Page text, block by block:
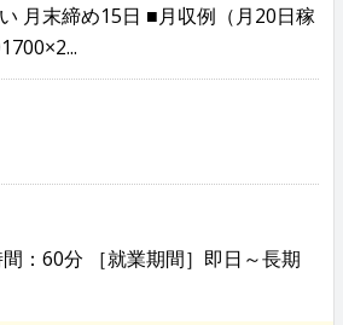
月末締め15日 ■月収例（月20日稼
：60分 ［就業期間］即日～長期